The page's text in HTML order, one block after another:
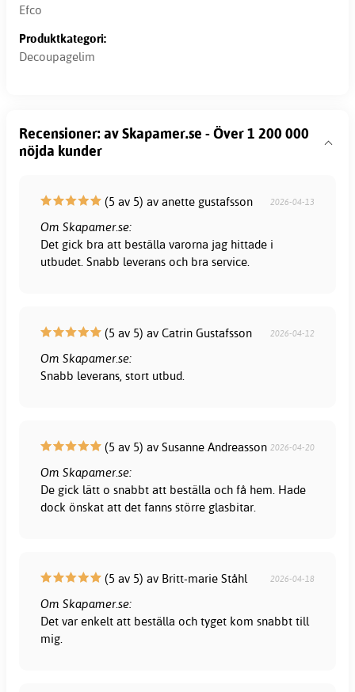
Efco
Produktkategori:
Decoupagelim
Recensioner: av Skapamer.se - Över 1 200 000
nöjda kunder
(5 av 5) av anette gustafsson 2026-04-13
Om Skapamer.se:
Det gick bra att beställa varorna jag hittade i
utbudet. Snabb leverans och bra service.
(5 av 5) av Catrin Gustafsson 2026-04-12
Om Skapamer.se:
Snabb leverans, stort utbud.
(5 av 5) av Susanne Andreasson 2026-04-20
Om Skapamer.se:
De gick lätt o snabbt att beställa och få hem. Hade
dock önskat att det fanns större glasbitar.
(5 av 5) av Britt-marie Ståhl 2026-04-18
Om Skapamer.se:
Det var enkelt att beställa och tyget kom snabbt till
mig.